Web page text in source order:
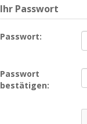
Ihr Passwort
Passwort:
Passwort
bestätigen: